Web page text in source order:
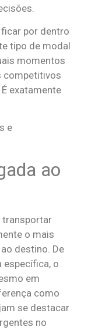
por dentro
tipo de modal
momentos
competitivos
exatamente
e
ao
transportar
o mais
destino. De
específica, o
em
como
se destacar
no